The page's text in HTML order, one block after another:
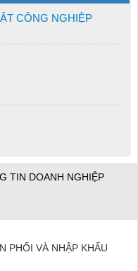
CÔNG NGHIỆP
TIN DOANH NGHIỆP
PHỐI VÀ NHẬP KHẨU